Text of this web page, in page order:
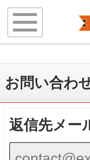
お問い合わ
返信先メー